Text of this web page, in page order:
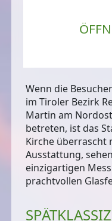
Wenn die
im Tiroler Bezirk
Martin am
betreten, ist das
Kirche überrascht
Ausstattung,
einzigartigen
prachtvollen